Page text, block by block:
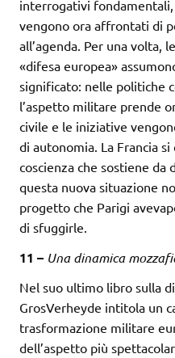
interrogativi
vengono ora affrontati di
all’agenda. Per una volta,
«difesa europea»
significato: nelle politiche
l’aspetto militare prende
civile e le iniziative
di autonomia. La Francia
coscienza che sostiene da
questa nuova situazione
progetto che Parigi
di sfuggirle.
11 – Una dinamica
Nel suo ultimo libro sulla
GrosVerheyde intitola un
trasformazione militare
dell’aspetto più